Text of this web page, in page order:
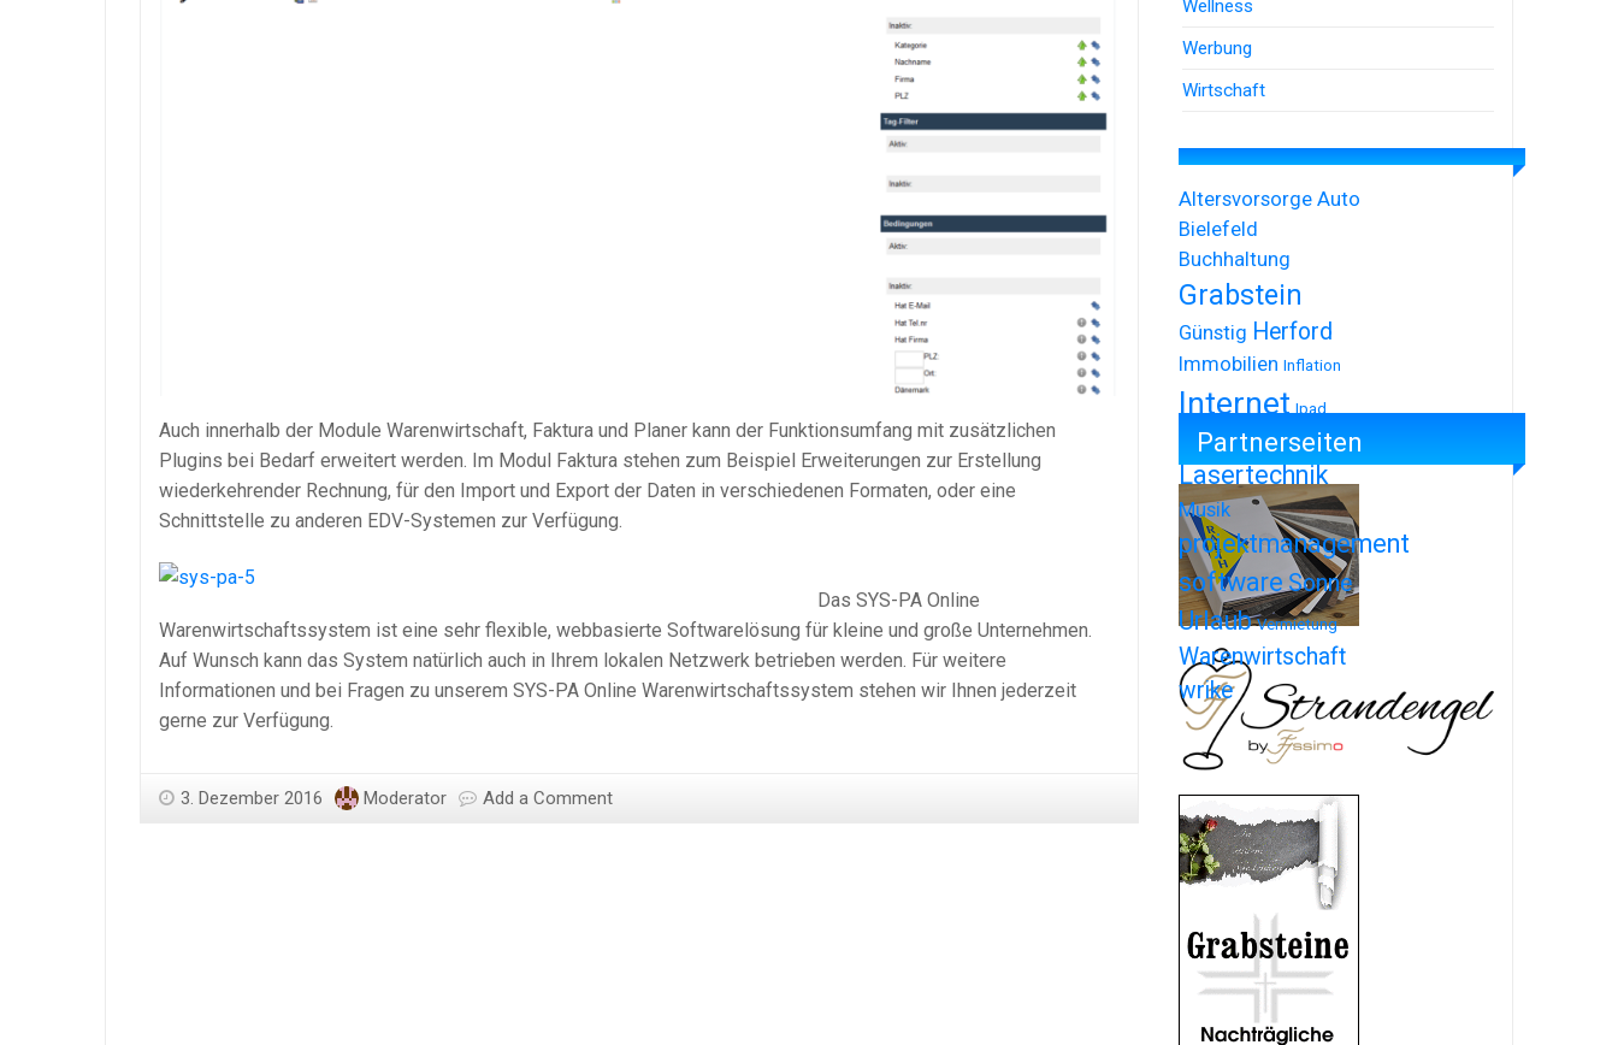
Auch innerhalb der Module Warenwirtschaft, Faktura und Planer kann der Funktionsumfang mit zusätzlichen
Plugins bei Bedarf erweitert werden. Im Modul Faktura stehen zum Beispiel Erweiterungen zur Erstellung
wiederkehrender Rechnung, für den Import und Export der Daten in verschiedenen Formaten, oder eine
Schnittstelle zu anderen EDV-Systemen zur Verfügung.
Das SYS-PA Online
Warenwirtschaftssystem ist eine sehr flexible, webbasierte Softwarelösung für kleine und große Unternehmen.
Auf Wunsch kann das System natürlich auch in Ihrem lokalen Netzwerk betrieben werden. Für weitere
Informationen und bei Fragen zu unserem SYS-PA Online Warenwirtschaftssystem stehen wir Ihnen jederzeit
gerne zur Verfügung.
3. Dezember 2016 Moderator Add a Comment
Wellness
Werbung
Wirtschaft
Altersvorsorge Auto
Bielefeld
Buchhaltung
Grabstein
Günstig Herford
Immobilien Inflation
Internet Ipad
Iphone
Lasertechnik
Musik
projektmanagement
softwareSonne
Urlaub Vermietung
Warenwirtschaft
wrike
Partnerseiten